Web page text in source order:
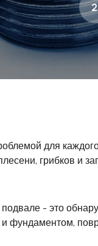
для
грибков и
- это
фундаментом,